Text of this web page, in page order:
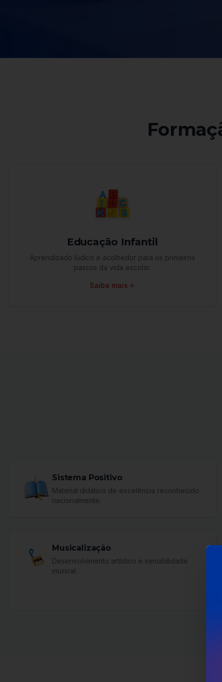
Educação Infantil
Aprendizado lúdico e acolhedor para os primeiros
passos da vida escolar.
Saiba mais
Sistema Positivo
Material didático de excelência reconhecido
nacionalmente.
Musicalização
Desenvolvimento artístico e sensibilidade
musical.